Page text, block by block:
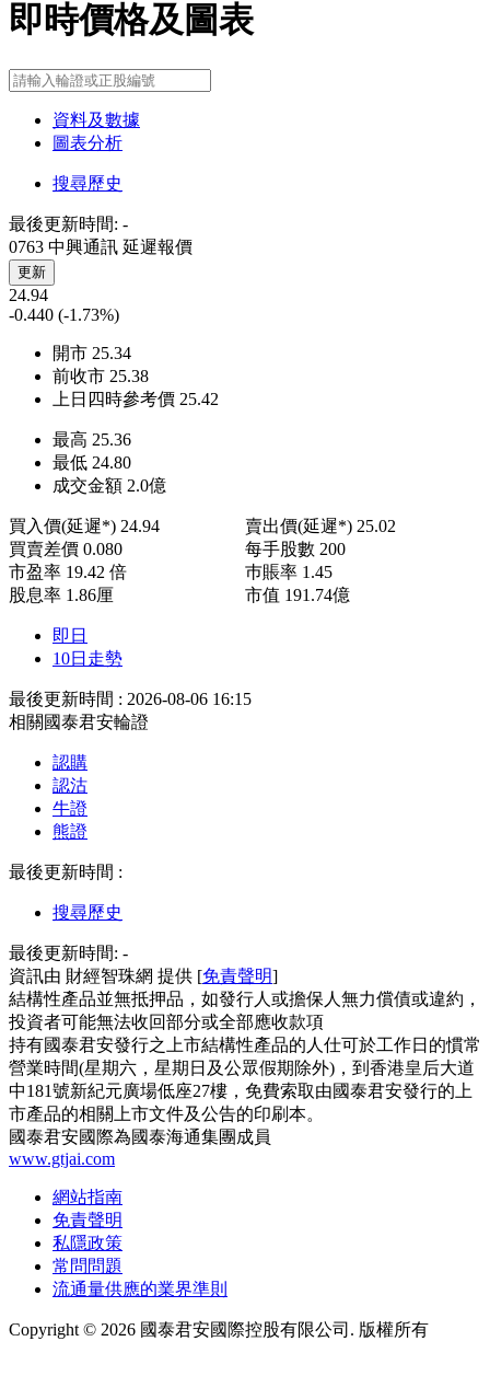
即時價格及圖表
資料及數據
圖表分析
搜尋歷史
最後更新時間: -
0763 中興通訊 延遲報價
更新
24.94
-0.440 (-1.73%)
開市 25.34
前收市 25.38
上日四時參考價 25.42
最高 25.36
最低 24.80
成交金額 2.0億
買入價(延遲*) 24.94 賣出價(延遲*) 25.02
買賣差價 0.080 每手股數 200
市盈率 19.42 倍 巿賬率 1.45
股息率 1.86厘 市值 191.74億
即日
10日走勢
最後更新時間 : 2026-08-06 16:15
相關國泰君安輪證
認購
認沽
牛證
熊證
最後更新時間 :
搜尋歷史
最後更新時間: -
資訊由 財經智珠網 提供 [免責聲明]
結構性產品並無抵押品，如發行人或擔保人無力償債或違約，
投資者可能無法收回部分或全部應收款項
持有國泰君安發行之上市結構性產品的人仕可於工作日的慣常
營業時間(星期六，星期日及公眾假期除外)，到香港皇后大道
中181號新紀元廣場低座27樓，免費索取由國泰君安發行的上
市產品的相關上市文件及公告的印刷本。
國泰君安國際為國泰海通集團成員
www.gtjai.com
網站指南
免責聲明
私隱政策
常問問題
流通量供應的業界準則
Copyright © 2026 國泰君安國際控股有限公司. 版權所有